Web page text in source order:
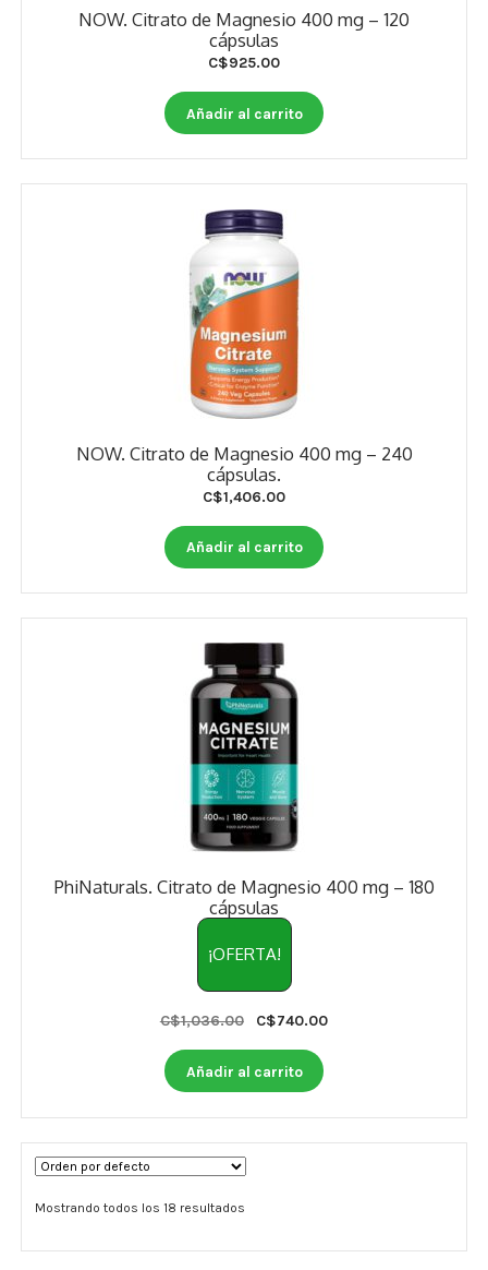
NOW. Citrato de Magnesio 400 mg – 120
cápsulas
C$925.00
Añadir al carrito
NOW. Citrato de Magnesio 400 mg – 240
cápsulas.
C$1,406.00
Añadir al carrito
PhiNaturals. Citrato de Magnesio 400 mg – 180
cápsulas
¡OFERTA!
C$1,036.00
Original
was:
C$1,036.00.
C$740.00Current
Añadir al carrito
Mostrando todos los 18 resultados